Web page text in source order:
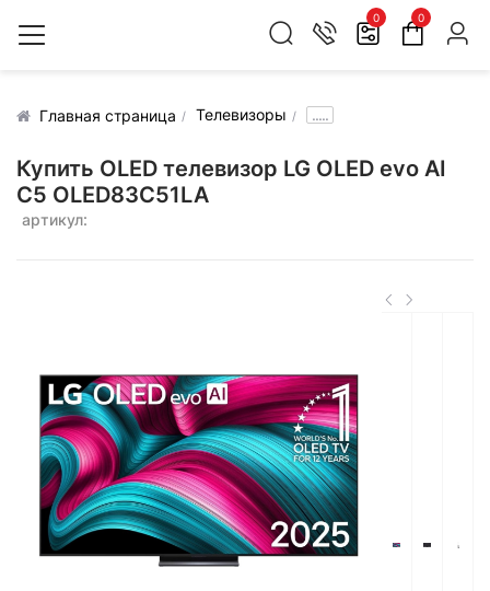
0 0
Главная страница Телевизоры .....
Купить OLED телевизор LG OLED evo AI
C5 OLED83C51LA
артикул: